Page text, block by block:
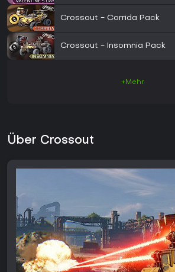
Crossout - Corrida Pack
Crossout - Insomnia Pack
+Mehr
Über Crossout